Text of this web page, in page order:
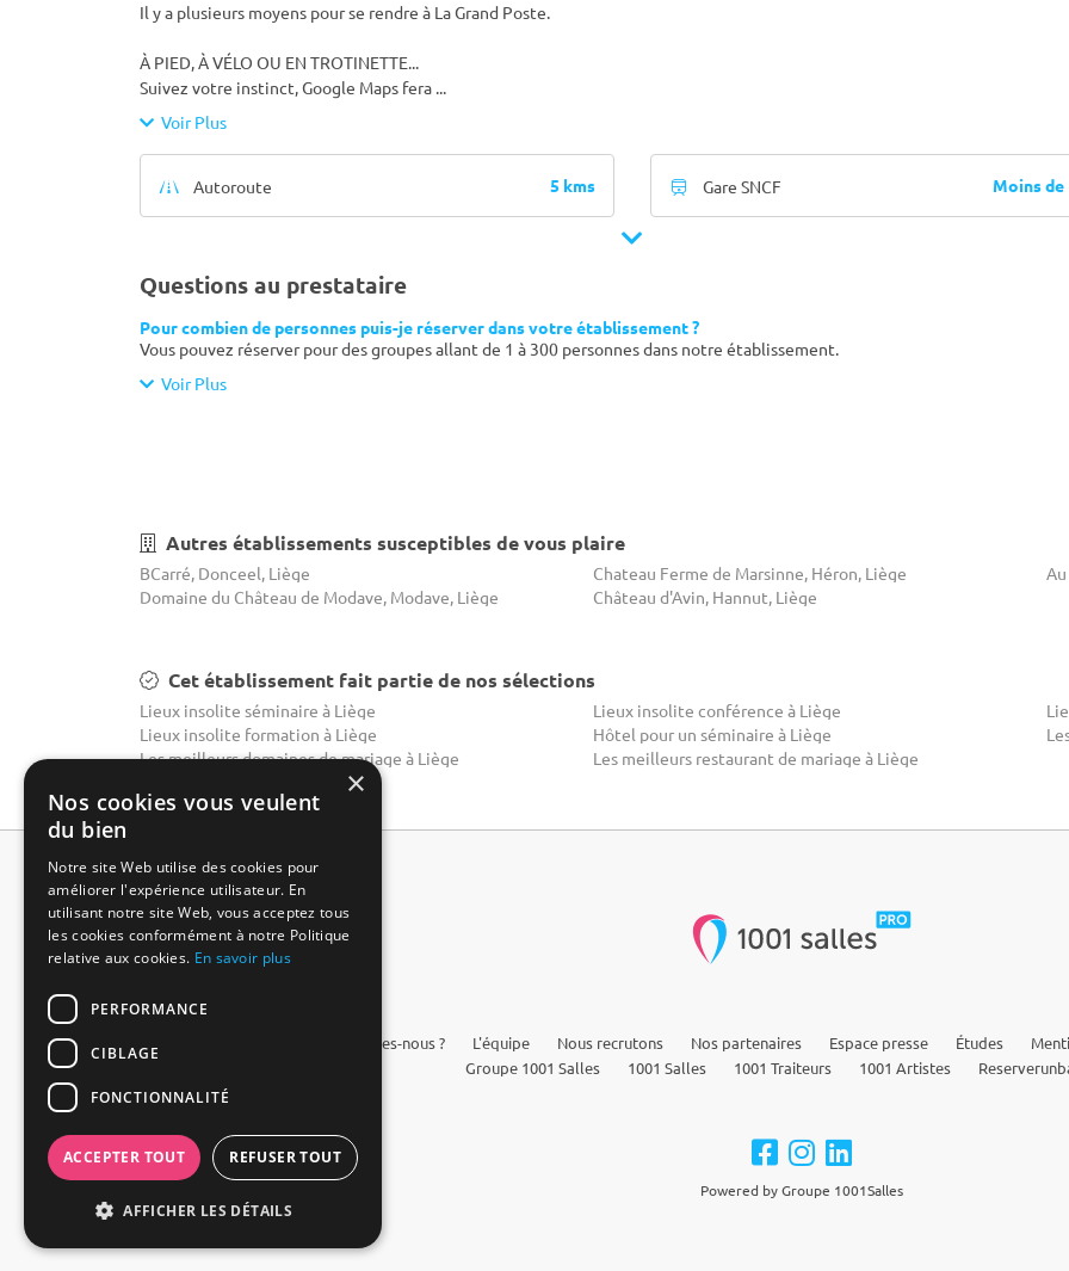
Il y a plusieurs moyens pour se rendre à La Grand Poste.
À PIED, À VÉLO OU EN TROTINETTE...
Suivez votre instinct, Google Maps fera ...
Voir Plus
Autoroute 5 kms Gare SNCF Moins de
Questions au prestataire
Pour combien de personnes puis-je réserver dans votre établissement ?
Vous pouvez réserver pour des groupes allant de 1 à 300 personnes dans notre établissement.
Voir Plus
Autres établissements susceptibles de vous plaire
BCarré, Donceel, Liège Chateau Ferme de Marsinne, Héron, Liège
Domaine du Château de Modave, Modave, Liège
Château d'Avin, Hannut, Liège
Cet établissement fait partie de nos sélections
Lieux insolite séminaire à Liège Lieux insolite conférence à Liège
Lieux insolite formation à Liège
Hôtel pour un séminaire à Liège
Les meilleurs domaines de mariage à Liège
Les meilleurs restaurant de mariage à Liège
Qui sommes-nous ? L'équipe Nous recrutons Nos partenaires Espace presse Études
Groupe 1001 Salles
1001 Salles 1001 Traiteurs 1001 Artistes
Powered by Groupe 1001Salles
×
Nos cookies vous veulent
du bien
Notre site Web utilise des cookies pour
améliorer l'expérience utilisateur. En
utilisant notre site Web, vous acceptez tous
les cookies conformément à notre Politique
relative aux cookies. En savoir plus
PERFORMANCE
CIBLAGE
FONCTIONNALITÉ
ACCEPTER TOUT REFUSER TOUT
AFFICHER LES DÉTAILS